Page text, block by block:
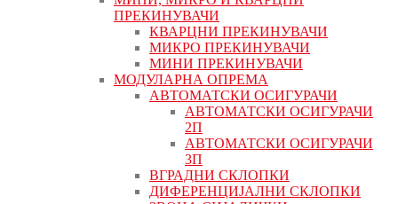
ПРЕКИНУВАЧИ
КВАРЦНИ ПРЕКИНУВАЧИ
МИКРО ПРЕКИНУВАЧИ
МИНИ ПРЕКИНУВАЧИ
МОДУЛАРНА ОПРЕМА
АВТОМАТСКИ ОСИГУРАЧИ
АВТОМАТСКИ ОСИГУРАЧИ
2П
АВТОМАТСКИ ОСИГУРАЧИ
3П
ВГРАДНИ СКЛОПКИ
ДИФЕРЕНЦИЈАЛНИ СКЛОПКИ